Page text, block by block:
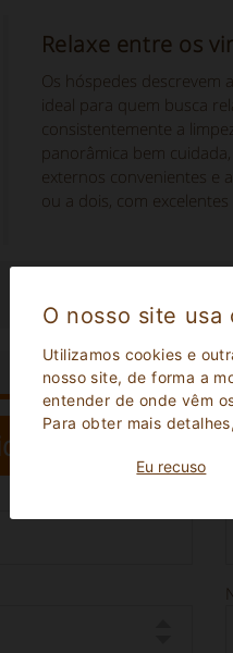
O nosso site usa
Utilizamos cookies e
nosso site, de forma a
entender de onde vêm
Para obter mais
Eu recuso
Relaxe entre os
Os hóspedes descrevem
ideal para quem busca
consistentemente a
panorâmica bem
externos convenientes e
ou a dois, com